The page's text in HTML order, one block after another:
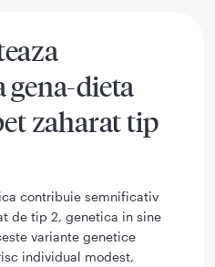
gena-dieta
zaharat tip
contribuie semnificativ
de tip 2, genetica in sine
variante genetice
individual modest,